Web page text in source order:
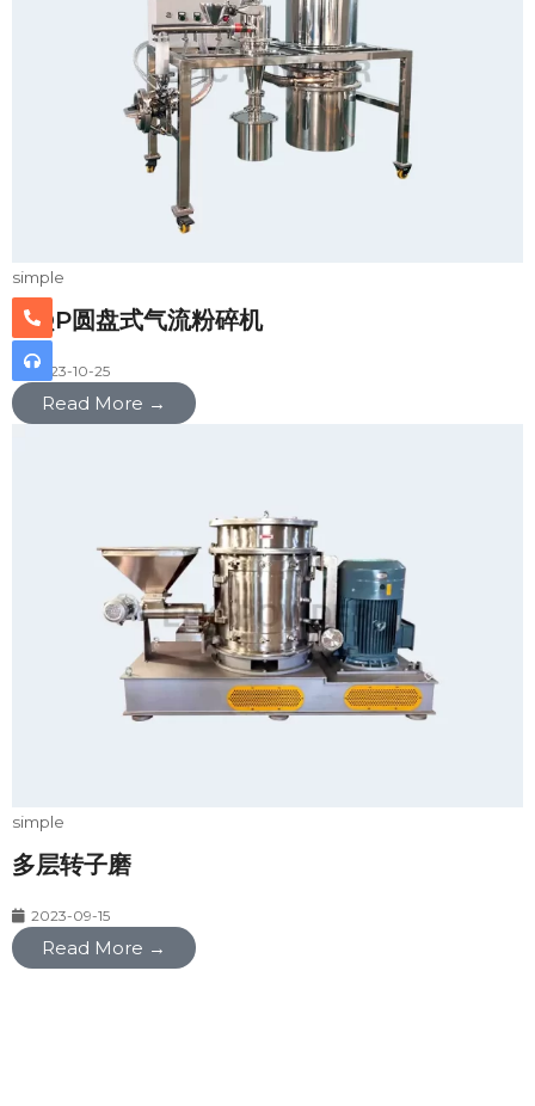
simple
MQP圆盘式气流粉碎机
2023-10-25
Read More →
simple
多层转子磨
2023-09-15
Read More →